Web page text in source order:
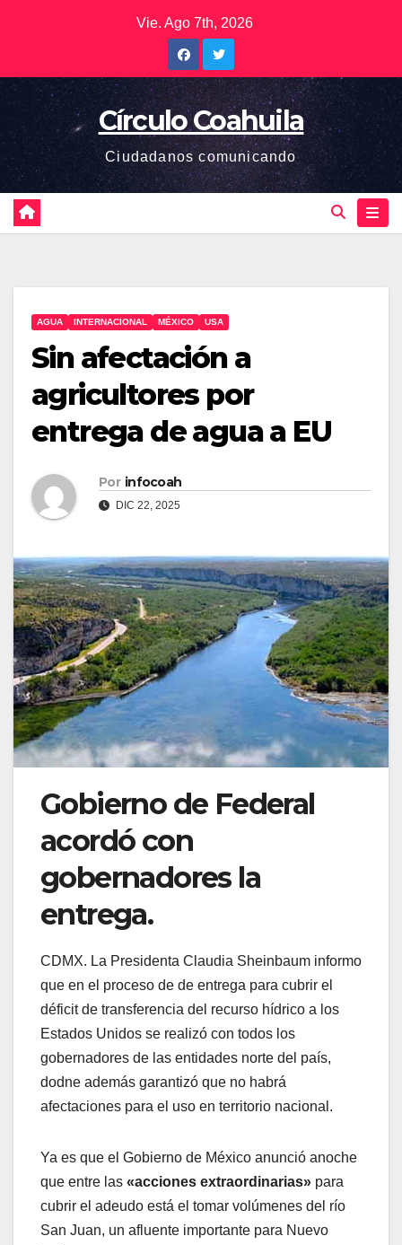
Vie. Ago 7th, 2026
Círculo Coahuila
Ciudadanos comunicando
AGUA INTERNACIONAL MÉXICO USA
Sin afectación a
agricultores por
entrega de agua a EU
Por infocoah
DIC 22, 2025
Gobierno de Federal
acordó con
gobernadores la
entrega.
CDMX. La Presidenta Claudia Sheinbaum informo
que en el proceso de de entrega para cubrir el
déficit de transferencia del recurso hídrico a los
Estados Unidos se realizó con todos los
gobernadores de las entidades norte del país,
dodne además garantizó que no habrá
afectaciones para el uso en territorio nacional.
Ya es que el Gobierno de México anunció anoche
que entre las «acciones extraordinarias» para
cubrir el adeudo está el tomar volúmenes del río
San Juan, un afluente importante para Nuevo